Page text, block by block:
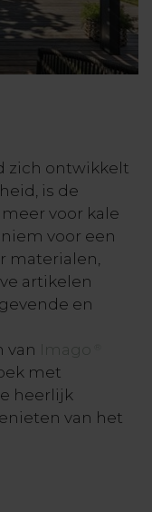
zich ontwikkelt
is de
voor kale
voor een
materialen,
artikelen
en
van
Imago
met
heerlijk
van het